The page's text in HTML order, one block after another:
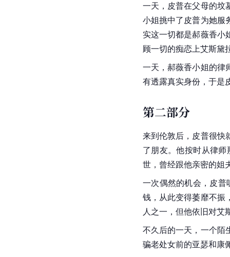
一天，皮普在父母的坟
小姐挑中了皮普为她服
实这一切都是郝薇香小
顾一切的痴恋上艾斯黛
一天，郝薇香小姐的律
有透露真实身份，于是
第二部分
来到伦敦后，皮普很快
了朋友。他按时从律
世，曾经跟他亲密的姐
一次偶然的机会，皮
钱，从此变得萎靡不振
人之一，但他依旧对艾
不久后的一天，一个陌
骗老处女前的亚瑟和康